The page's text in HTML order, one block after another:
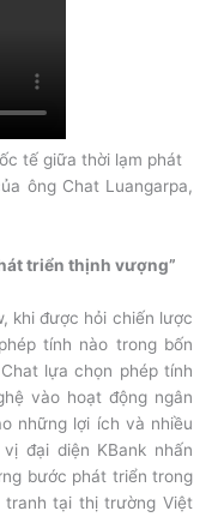
tế giữa thời lạm phát
ông Chat Luangarpa,
triển thịnh vượng”
khi được hỏi chiến lược
tính nào trong bốn
lựa chọn phép tính
vào hoạt động ngân
những lợi ích và nhiều
đại diện KBank nhấn
bước phát triển trong
tại thị trường Việt